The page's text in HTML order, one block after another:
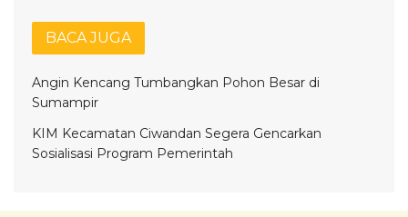
BACA JUGA
Angin Kencang Tumbangkan Pohon Besar di
Sumampir
KIM Kecamatan Ciwandan Segera Gencarkan
Sosialisasi Program Pemerintah